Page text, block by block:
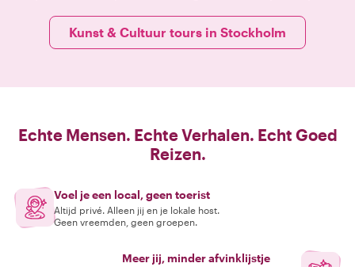
Kunst & Cultuur tours in Stockholm
Echte Mensen. Echte Verhalen. Echt Goed
Reizen.
Voel je een local, geen toerist
Altijd privé. Alleen jij en je lokale host.
Geen vreemden, geen groepen.
Meer jij, minder afvinklijstje